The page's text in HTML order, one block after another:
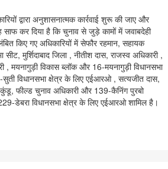
द्वारा अनुशासनात्मक कार्रवाई शुरू की जाए और
कर दिया है कि चुनाव से जुड़े कामों में जवाबदेही
किए गए अधिकारियों में सेफौर रहमान, सहायक
मुर्शिदाबाद जिला , नीतीश दास, राजस्व अधिकारी ,
मयनागुड़ी विकास ब्लॉक और 16-मयनागुड़ी विधानसभा
विधानसभा क्षेत्र के लिए एईआरओ , सत्यजीत दास,
फील्ड चुनाव अधिकारी और 139-कैनिंग पुरबो
डेबरा विधानसभा क्षेत्र के लिए एईआरओ शामिल है।